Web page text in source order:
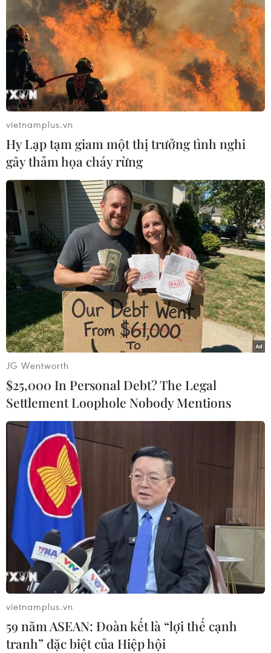
của của OPEC+ sẽ được điều chỉnh tăng từ mức
43,853 triệu thùng/ngày lên 45,485 triệu
thùng/ngày./.
(TTXVN/Vietnam+)
#giá dầu #OPEC+
#. tăng sản lượng dầu
#dầu WTI
Theo dõi VietnamPlus
TIN LIÊN QUAN
vietnamplus.vn
Hy Lạp tạm giam một thị trưởng tình nghi
gây thảm họa cháy rừng
JG Wentworth
$25,000 In Personal Debt? The Legal
Settlement Loophole Nobody Mentions
vietnamplus.vn
59 năm ASEAN: Đoàn kết là “lợi thế cạnh
tranh” đặc biệt của Hiệp hội